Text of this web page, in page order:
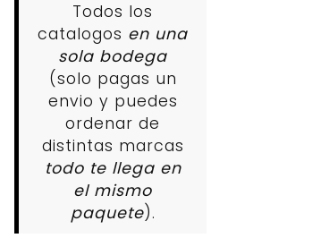
Todos los
catalogos en una
sola bodega
(solo pagas un
envio y puedes
ordenar de
distintas marcas
todo te llega en
el mismo
paquete).